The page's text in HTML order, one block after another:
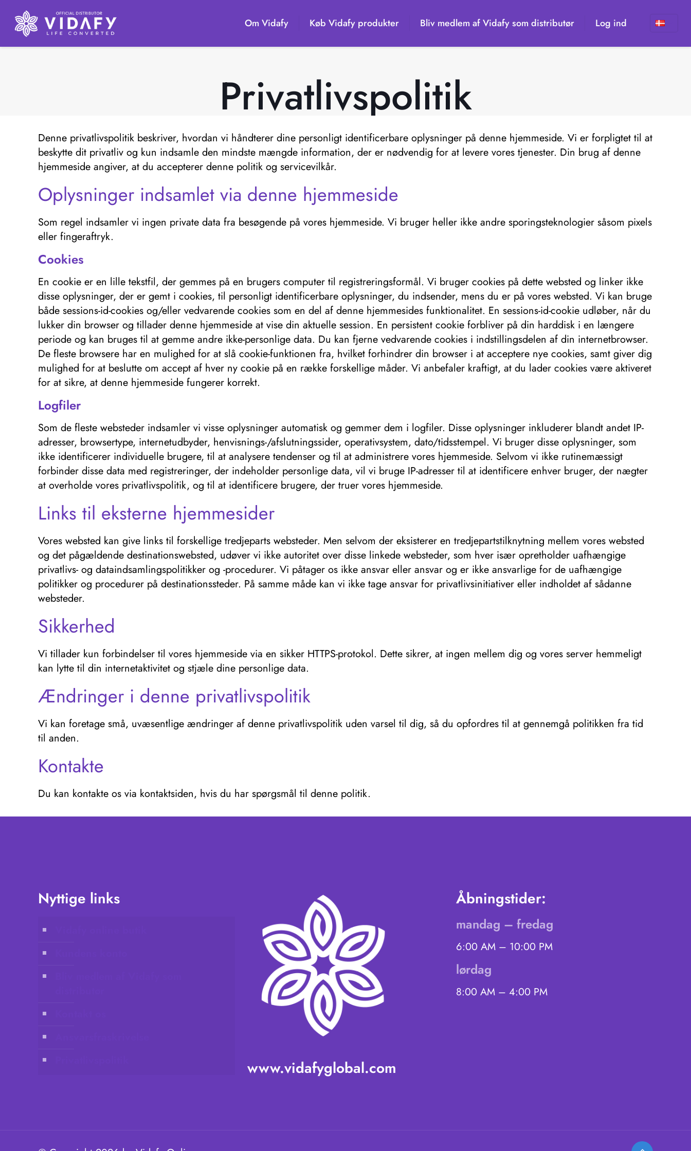
Om Vidafy Køb Vidafy produkter Bliv medlem af Vidafy som distributør Log ind
Privatlivspolitik
Denne privatlivspolitik beskriver, hvordan vi håndterer dine personligt identificerbare oplysninger på denne hjemmeside. Vi er forpligtet til at
beskytte dit privatliv og kun indsamle den mindste mængde information, der er nødvendig for at levere vores tjenester. Din brug af denne
hjemmeside angiver, at du accepterer denne politik og servicevilkår.
Oplysninger indsamlet via denne hjemmeside
Som regel indsamler vi ingen private data fra besøgende på vores hjemmeside. Vi bruger heller ikke andre sporingsteknologier såsom pixels
eller fingeraftryk.
Cookies
En cookie er en lille tekstfil, der gemmes på en brugers computer til registreringsformål. Vi bruger cookies på dette websted og linker ikke
disse oplysninger, der er gemt i cookies, til personligt identificerbare oplysninger, du indsender, mens du er på vores websted. Vi kan bruge
både sessions-id-cookies og/eller vedvarende cookies som en del af denne hjemmesides funktionalitet. En sessions-id-cookie udløber, når du
lukker din browser og tillader denne hjemmeside at vise din aktuelle session. En persistent cookie forbliver på din harddisk i en længere
periode og kan bruges til at gemme andre ikke-personlige data. Du kan fjerne vedvarende cookies i indstillingsdelen af ​​din internetbrowser.
De fleste browsere har en mulighed for at slå cookie-funktionen fra, hvilket forhindrer din browser i at acceptere nye cookies, samt giver dig
mulighed for at beslutte om accept af hver ny cookie på en række forskellige måder. Vi anbefaler kraftigt, at du lader cookies være aktiveret
for at sikre, at denne hjemmeside fungerer korrekt.
Logfiler
Som de fleste websteder indsamler vi visse oplysninger automatisk og gemmer dem i logfiler. Disse oplysninger inkluderer blandt andet IP-
adresser, browsertype, internetudbyder, henvisnings-/afslutningssider, operativsystem, dato/tidsstempel. Vi bruger disse oplysninger, som
ikke identificerer individuelle brugere, til at analysere tendenser og til at administrere vores hjemmeside. Selvom vi ikke rutinemæssigt
forbinder disse data med registreringer, der indeholder personlige data, vil vi bruge IP-adresser til at identificere enhver bruger, der nægter
at overholde vores privatlivspolitik, og til at identificere brugere, der truer vores hjemmeside.
Links til eksterne hjemmesider
Vores websted kan give links til forskellige tredjeparts websteder. Men selvom der eksisterer en tredjepartstilknytning mellem vores websted
og det pågældende destinationswebsted, udøver vi ikke autoritet over disse linkede websteder, som hver især opretholder uafhængige
privatlivs- og dataindsamlingspolitikker og -procedurer. Vi påtager os ikke ansvar eller ansvar og er ikke ansvarlige for de uafhængige
politikker og procedurer på destinationssteder. På samme måde kan vi ikke tage ansvar for privatlivsinitiativer eller indholdet af sådanne
websteder.
Sikkerhed
Vi tillader kun forbindelser til vores hjemmeside via en sikker HTTPS-protokol. Dette sikrer, at ingen mellem dig og vores server hemmeligt
kan lytte til din internetaktivitet og stjæle dine personlige data.
Ændringer i denne privatlivspolitik
Vi kan foretage små, uvæsentlige ændringer af denne privatlivspolitik uden varsel til dig, så du opfordres til at gennemgå politikken fra tid
til anden.
Kontakte
Du kan kontakte os via kontaktsiden, hvis du har spørgsmål til denne politik.
Nyttige links
www.vidafyglobal.com
Åbningstider:
mandag – fredag
6:00 AM – 10:00 PM
lørdag
8:00 AM – 4:00 PM